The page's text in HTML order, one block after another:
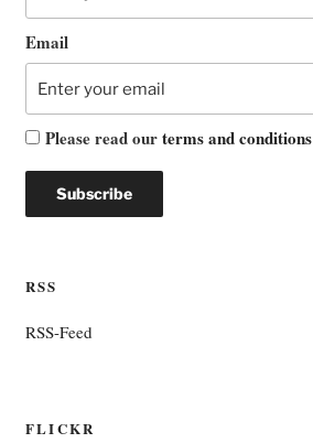
Email
Please read ourterms and conditions
RSS
RSS-Feed
FLICKR